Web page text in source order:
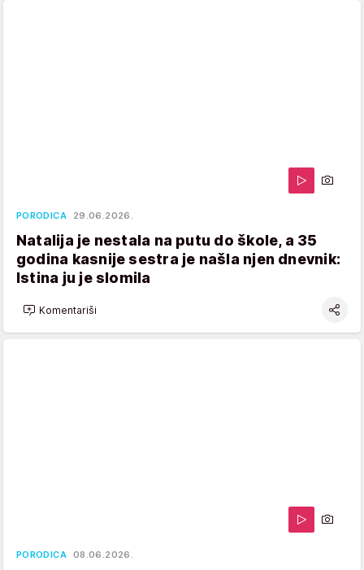
PORODICA 29.06.2026.
Natalija je nestala na putu do škole, a 35
godina kasnije sestra je našla njen dnevnik:
Istina ju je slomila
Komentariši
PORODICA 08.06.2026.